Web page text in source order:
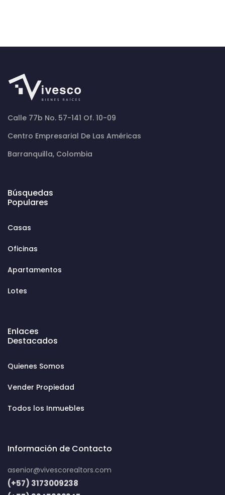
Calle 77b No. 57-141 Of. 10-09
Centro Empresarial De Las Américas
Barranquilla, Colombia
Búsquedas
Populares
Casas
Oficinas
Apartamentos
Lotes
Enlaces
Destacados
Quienes Somos
Vender Propiedad
Todos los Inmuebles
Información de Contacto
asenior@vivescorealtors.com
(+57) 3173009238